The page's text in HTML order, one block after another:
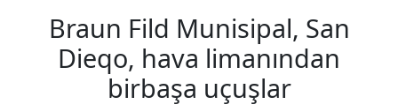
Braun Fild Munisipal, San
Dieqo, hava limanından
birbaşa uçuşlar